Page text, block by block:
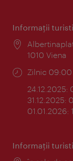
Informaţii
Locul:
1010 Viena
Program:
Zilnic 09:00
31.12.2025:
01.01.2026:
Informaţii